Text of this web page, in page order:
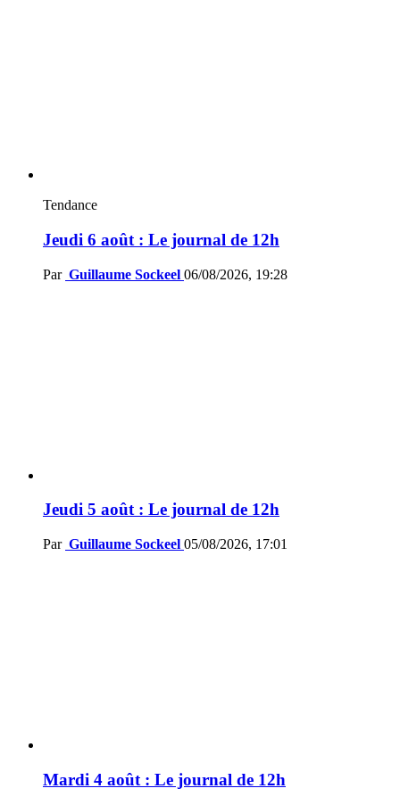
Tendance
Jeudi 6 août : Le journal de 12h
Par Guillaume Sockeel 06/08/2026, 19:28
Jeudi 5 août : Le journal de 12h
Par Guillaume Sockeel 05/08/2026, 17:01
Mardi 4 août : Le journal de 12h